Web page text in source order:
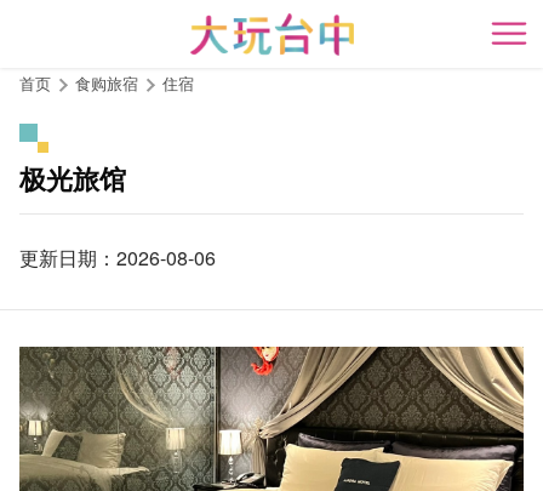
开
首页 食购旅宿 住宿
极光旅馆
更新日期：2026-08-06